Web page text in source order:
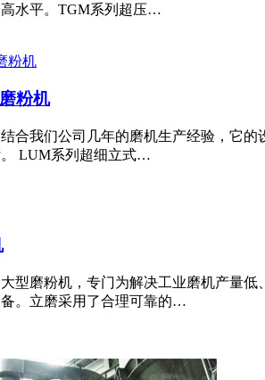
水平。TGM系列超压…
粉机
合我们公司几年的磨机生产经验，它
LUM系列超细立式…
型磨粉机，专门为解决工业磨机产量
。立磨采用了合理可靠的…